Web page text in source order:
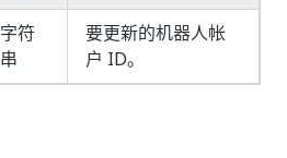
字符
串
要更新的机器人帐
户 ID。